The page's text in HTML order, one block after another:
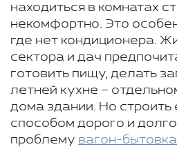
находиться в комнатах
некомфортно. Это
где нет кондиционера.
сектора и дач
готовить пищу, делать
летней кухне –
дома здании. Но строить
способом дорого и
проблему вагон-бытовка